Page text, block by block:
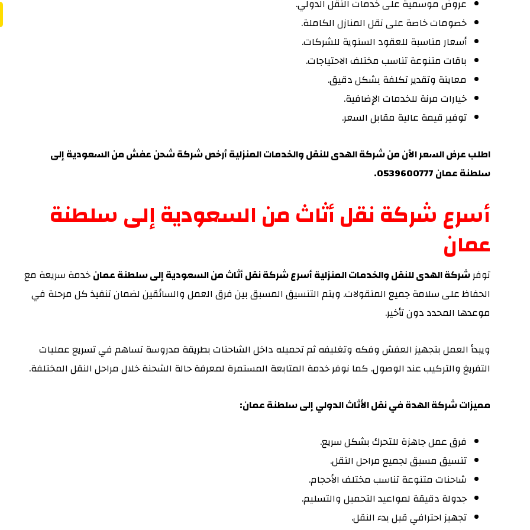
عروض موسمية على خدمات النقل الدولي.
خصومات خاصة على نقل المنازل الكاملة.
أسعار مناسبة للعقود السنوية للشركات.
باقات متنوعة تناسب مختلف الاحتياجات.
معاينة وتقدير تكلفة بشكل دقيق.
خيارات مرنة للخدمات الإضافية.
توفير قيمة عالية مقابل السعر.
اطلب عرض السعر الآن من شركة الهدى للنقل والخدمات المنزلية أرخص شركة شحن عفش من السعودية إلى
سلطنة عمان 0539600777.
أسرع شركة نقل أثاث من السعودية إلى سلطنة
عمان
توفرشركة الهدى للنقل والخدمات المنزلية أسرع شركة نقل أثاث من السعودية إلى سلطنة عمانخدمة سريعة مع
الحفاظ على سلامة جميع المنقولات. ويتم التنسيق المسبق بين فرق العمل والسائقين لضمان تنفيذ كل مرحلة في
موعدها المحدد دون تأخير.
ويبدأ العمل بتجهيز العفش وفكه وتغليفه ثم تحميله داخل الشاحنات بطريقة مدروسة تساهم في تسريع عمليات
التفريغ والتركيب عند الوصول. كما نوفر خدمة المتابعة المستمرة لمعرفة حالة الشحنة خلال مراحل النقل المختلفة.
مميزات شركة الهدة في نقل الأثاث الدولي إلى سلطنة عمان:
فرق عمل جاهزة للتحرك بشكل سريع.
تنسيق مسبق لجميع مراحل النقل.
شاحنات متنوعة تناسب مختلف الأحجام.
جدولة دقيقة لمواعيد التحميل والتسليم.
تجهيز احترافي قبل بدء النقل.